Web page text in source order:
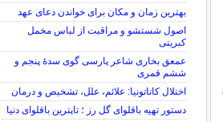
بهترین زمان و مکان برای خواندن دعای عهد
اصول شستشو و مراقبت از لباس مخمل
کبریتی
عمعق بخاری شاعر پارسی گوی سدهٔ پنجم و
ششم قمری
اختلال کاتاتونیا: علائم، علل، تشخیص و درمان
دستور تهیه باقلوای گل رز ؛ تاپترین باقلوای دنیا